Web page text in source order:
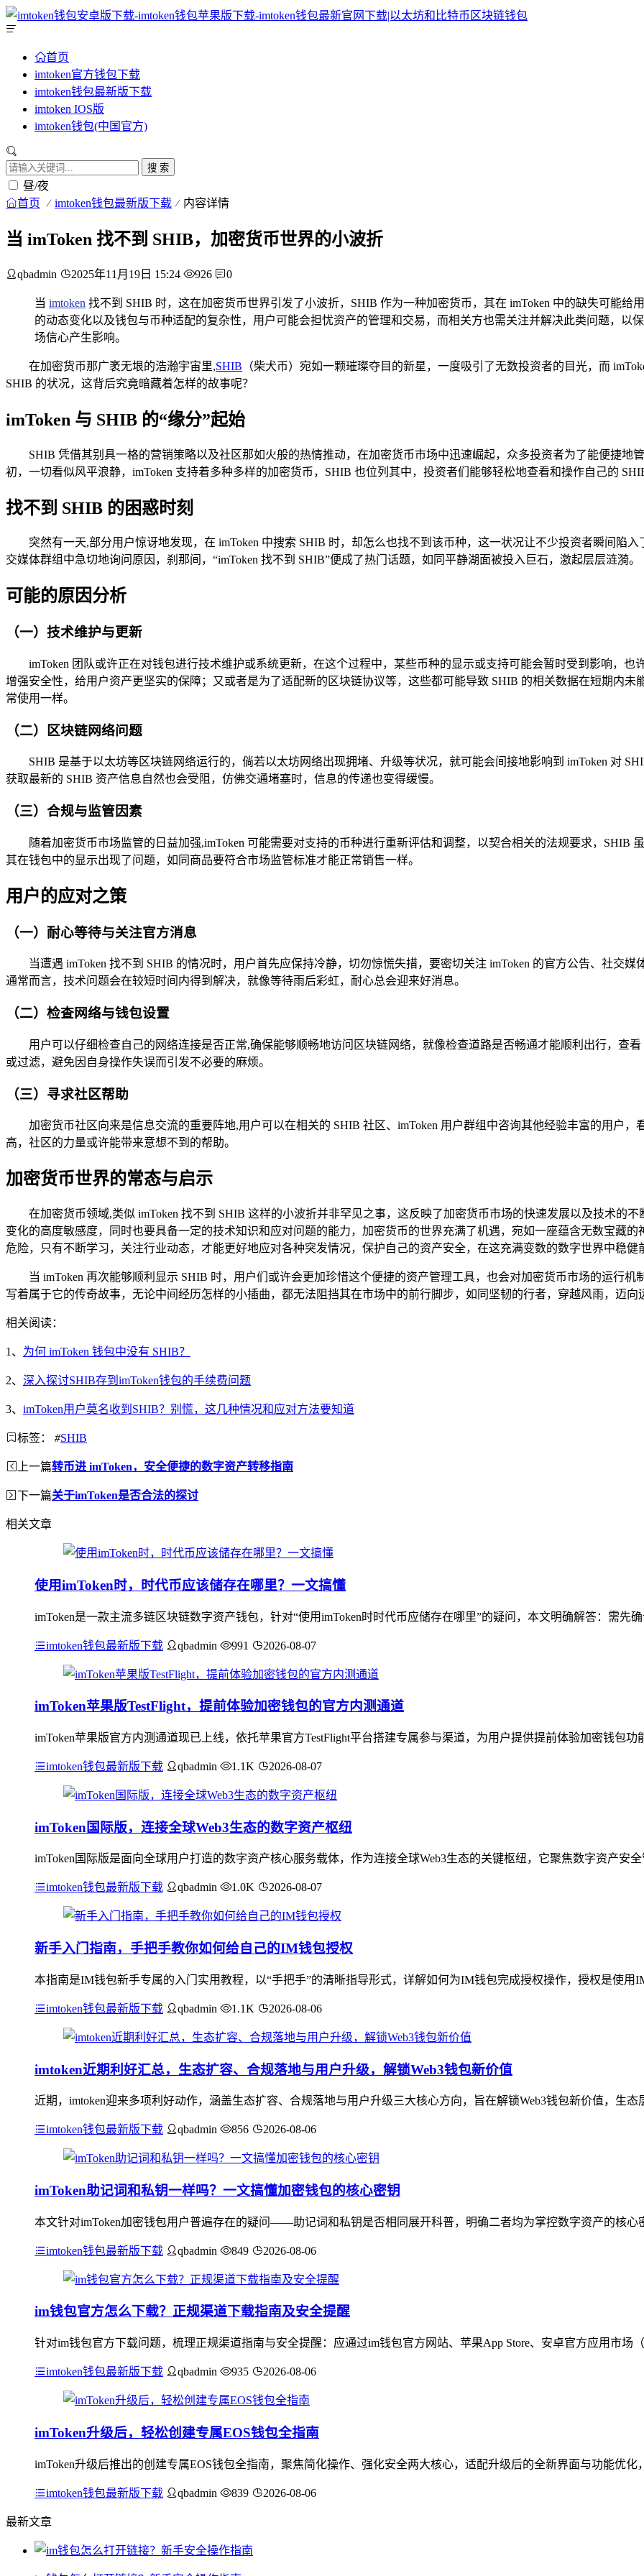
首页
imtoken官方钱包下载
imtoken钱包最新版下载
imtoken IOS版
imtoken钱包(中国官方)
搜 索
昼/夜
首页 imtoken钱包最新版下载 内容详情
当 imToken 找不到 SHIB，加密货币世界的小波折
qbadmin 2025年11月19日 15:24 926 0
当 imtoken 找不到 SHIB 时，这在加密货币世界引发了小波折，SHIB 作为一种加密货币，其在 imToken 中的缺失可能
的动态变化以及钱包与币种适配的复杂性，用户可能会担忧资产的管理和交易，而相关方也需关注并解决此类问题，以
场信心产生影响。
在加密货币那广袤无垠的浩瀚宇宙里,SHIB （柴犬币）宛如一颗璀璨夺目的新星，一度吸引了无数投资者的目光，而
SHIB 的状况，这背后究竟暗藏着怎样的故事呢？
imToken 与 SHIB 的“缘分”起始
SHIB 凭借其别具一格的营销策略以及社区那如火般的热情推动，在加密货币市场中迅速崛起，众多投资者为了能便捷地
初，一切看似风平浪静，imToken 支持着多种多样的加密货币，SHIB 也位列其中，投资者们能够轻松地查看和操作自己的
找不到 SHIB 的困惑时刻
突然有一天,部分用户惊讶地发现，在 imToken 中搜索 SHIB 时，却怎么也找不到该币种，这一状况让不少投资者瞬间陷
交媒体群组中急切地询问原因，刹那间，“imToken 找不到 SHIB”便成了热门话题，如同平静湖面被投入巨石，激起层层涟漪。
可能的原因分析
（一）技术维护与更新
imToken 团队或许正在对钱包进行技术维护或系统更新，在这个过程中，某些币种的显示或支持可能会暂时受到影响，
增强安全性，给用户资产更坚实的保障；又或者是为了适配新的区块链协议等，这些都可能导致 SHIB 的相关数据在短期内
常使用一样。
（二）区块链网络问题
SHIB 是基于以太坊等区块链网络运行的，倘若以太坊网络出现拥堵、升级等状况，就可能会间接地影响到 imToken 对
获取最新的 SHIB 资产信息自然也会受阻，仿佛交通堵塞时，信息的传递也变得缓慢。
（三）合规与监管因素
随着加密货币市场监管的日益加强,imToken 可能需要对支持的币种进行重新评估和调整，以契合相关的法规要求，SHIB
其在钱包中的显示出现了问题，如同商品要符合市场监管标准才能正常销售一样。
用户的应对之策
（一）耐心等待与关注官方消息
当遭遇 imToken 找不到 SHIB 的情况时，用户首先应保持冷静，切勿惊慌失措，要密切关注 imToken 的官方公告、社交
通常而言，技术问题会在较短时间内得到解决，就像等待雨后彩虹，耐心总会迎来好消息。
（二）检查网络与钱包设置
用户可以仔细检查自己的网络连接是否正常,确保能够顺畅地访问区块链网络，就像检查道路是否畅通才能顺利出行，查
或过滤，避免因自身操作失误而引发不必要的麻烦。
（三）寻求社区帮助
加密货币社区向来是信息交流的重要阵地,用户可以在相关的 SHIB 社区、imToken 用户群组中咨询其他经验丰富的用户
高，社区的力量或许能带来意想不到的帮助。
加密货币世界的常态与启示
在加密货币领域,类似 imToken 找不到 SHIB 这样的小波折并非罕见之事，这反映了加密货币市场的快速发展以及技术的
变化的高度敏感度，同时也要具备一定的技术知识和应对问题的能力，加密货币的世界充满了机遇，宛如一座蕴含无数宝藏
危险，只有不断学习，关注行业动态，才能更好地应对各种突发情况，保护自己的资产安全，在这充满变数的数字世界中稳健
当 imToken 再次能够顺利显示 SHIB 时，用户们或许会更加珍惜这个便捷的资产管理工具，也会对加密货币市场的运行
写着属于它的传奇故事，无论中间经历怎样的小插曲，都无法阻挡其在市场中的前行脚步，如同坚韧的行者，穿越风雨，迈向
相关阅读：
1、 为何 imToken 钱包中没有 SHIB？
2、 深入探讨SHIB存到imToken钱包的手续费问题
3、 imToken用户莫名收到SHIB？别慌，这几种情况和应对方法要知道
标签： #SHIB
上一篇转币进 imToken，安全便捷的数字资产转移指南
下一篇关于imToken是否合法的探讨
相关文章
使用imToken时，时代币应该储存在哪里？一文搞懂
imToken是一款主流多链区块链数字资产钱包，针对“使用imToken时时代币应储存在哪里”的疑问，本文明确解答：需先
imtoken钱包最新版下载 qbadmin 991 2026-08-07
imToken苹果版TestFlight，提前体验加密钱包的官方内测通道
imToken苹果版官方内测通道现已上线，依托苹果官方TestFlight平台搭建专属参与渠道，为用户提供提前体验加密钱包
imtoken钱包最新版下载 qbadmin 1.1K 2026-08-07
imToken国际版，连接全球Web3生态的数字资产枢纽
imToken国际版是面向全球用户打造的数字资产核心服务载体，作为连接全球Web3生态的关键枢纽，它聚焦数字资产安
imtoken钱包最新版下载 qbadmin 1.0K 2026-08-07
新手入门指南，手把手教你如何给自己的IM钱包授权
本指南是IM钱包新手专属的入门实用教程，以“手把手”的清晰指导形式，详解如何为IM钱包完成授权操作，授权是使
imtoken钱包最新版下载 qbadmin 1.1K 2026-08-06
imtoken近期利好汇总，生态扩容、合规落地与用户升级，解锁Web3钱包新价值
近期，imtoken迎来多项利好动作，涵盖生态扩容、合规落地与用户升级三大核心方向，旨在解锁Web3钱包新价值，生态
imtoken钱包最新版下载 qbadmin 856 2026-08-06
imToken助记词和私钥一样吗？一文搞懂加密钱包的核心密钥
本文针对imToken加密钱包用户普遍存在的疑问——助记词和私钥是否相同展开科普，明确二者均为掌控数字资产的核
imtoken钱包最新版下载 qbadmin 849 2026-08-06
im钱包官方怎么下载？正规渠道下载指南及安全提醒
针对im钱包官方下载问题，梳理正规渠道指南与安全提醒：应通过im钱包官方网站、苹果App Store、安卓官方应用市场
imtoken钱包最新版下载 qbadmin 935 2026-08-06
imToken升级后，轻松创建专属EOS钱包全指南
imToken升级后推出的创建专属EOS钱包全指南，聚焦简化操作、强化安全两大核心，适配升级后的全新界面与功能优
imtoken钱包最新版下载 qbadmin 839 2026-08-06
最新文章